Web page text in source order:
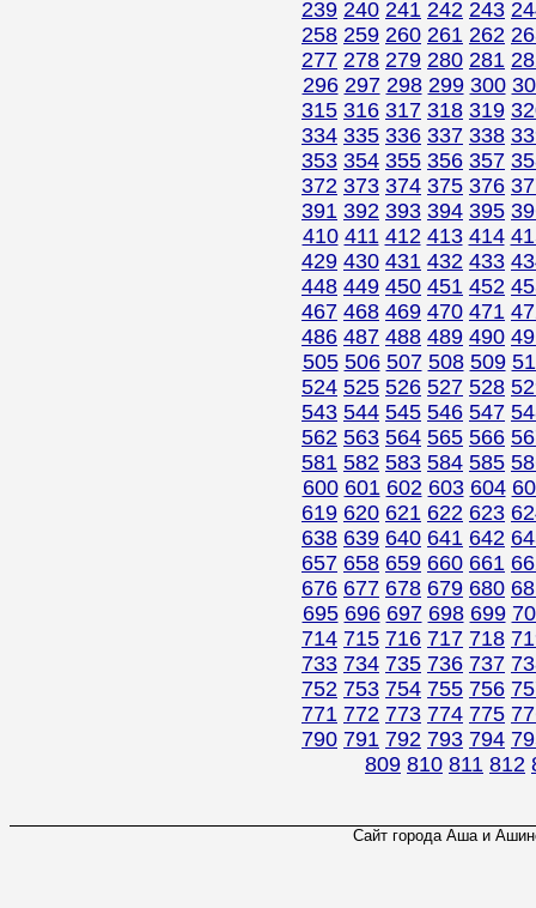
239 240 241 242 243
258 259 260 261 262
277 278 279 280 281
296 297 298 299 300
315 316 317 318 319
334 335 336 337 338
353 354 355 356 357
372 373 374 375 376
391 392 393 394 395
410 411 412 413 414
429 430 431 432 433
448 449 450 451 452
467 468 469 470 471
486 487 488 489 490
505 506 507 508 509
524 525 526 527 528
543 544 545 546 547
562 563 564 565 566
581 582 583 584 585
600 601 602 603 604
619 620 621 622 623
638 639 640 641 642
657 658 659 660 661
676 677 678 679 680
695 696 697 698 699
714 715 716 717 718
733 734 735 736 737
752 753 754 755 756
771 772 773 774 775
790 791 792 793 794
809 810 811 812
Сайт города Аша и